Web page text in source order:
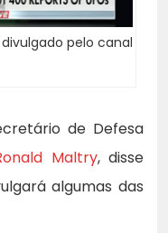
pelo canal
de Defesa
Maltry, disse
algumas das